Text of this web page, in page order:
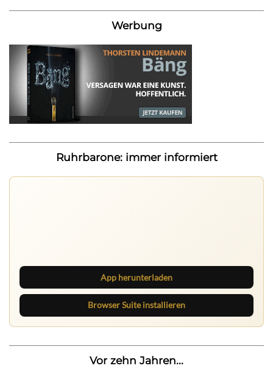
Werbung
Ruhrbarone: immer informiert
App herunterladen
Browser Suite installieren
Vor zehn Jahren...